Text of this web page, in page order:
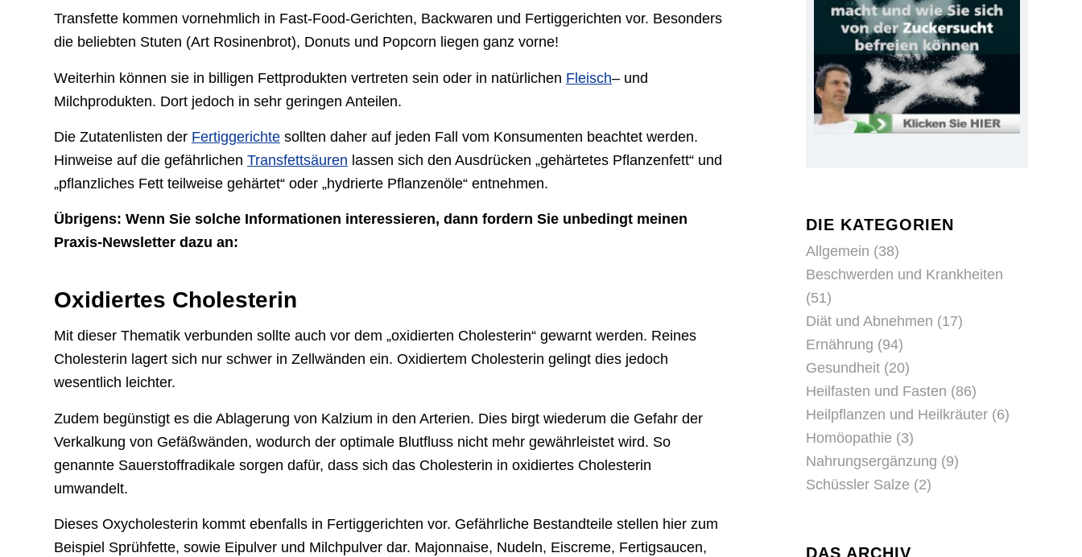
Transfette kommen vornehmlich in Fast-Food-Gerichten, Backwaren und Fertiggerichten vor. Besonders
die beliebten Stuten (Art Rosinenbrot), Donuts und Popcorn liegen ganz vorne!
Weiterhin können sie in billigen Fettprodukten vertreten sein oder in natürlichen Fleisch– und
Milchprodukten. Dort jedoch in sehr geringen Anteilen.
Die Zutatenlisten der Fertiggerichte sollten daher auf jeden Fall vom Konsumenten beachtet werden.
Hinweise auf die gefährlichen Transfettsäuren lassen sich den Ausdrücken „gehärtetes Pflanzenfett“ und
„pflanzliches Fett teilweise gehärtet“ oder „hydrierte Pflanzenöle“ entnehmen.
Übrigens: Wenn Sie solche Informationen interessieren, dann fordern Sie unbedingt meinen
Praxis-Newsletter dazu an:
Oxidiertes Cholesterin
Mit dieser Thematik verbunden sollte auch vor dem „oxidierten Cholesterin“ gewarnt werden. Reines
Cholesterin lagert sich nur schwer in Zellwänden ein. Oxidiertem Cholesterin gelingt dies jedoch
wesentlich leichter.
Zudem begünstigt es die Ablagerung von Kalzium in den Arterien. Dies birgt wiederum die Gefahr der
Verkalkung von Gefäßwänden, wodurch der optimale Blutfluss nicht mehr gewährleistet wird. So
genannte Sauerstoffradikale sorgen dafür, dass sich das Cholesterin in oxidiertes Cholesterin
umwandelt.
Dieses Oxycholesterin kommt ebenfalls in Fertiggerichten vor. Gefährliche Bestandteile stellen hier zum
Beispiel Sprühfette, sowie Eipulver und Milchpulver dar. Majonnaise, Nudeln, Eiscreme, Fertigsaucen,
DIE KATEGORIEN
Allgemein (38)
Beschwerden und Krankheiten
(51)
Diät und Abnehmen (17)
Ernährung (94)
Gesundheit (20)
Heilfasten und Fasten (86)
Heilpflanzen und Heilkräuter (6)
Homöopathie (3)
Nahrungsergänzung (9)
Schüssler Salze (2)
DAS ARCHIV